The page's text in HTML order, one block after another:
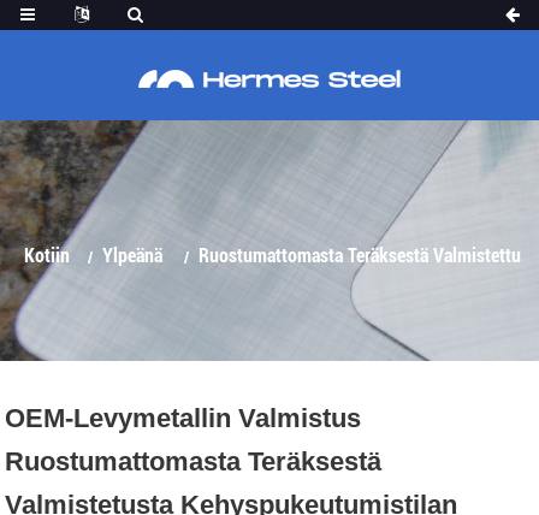
RUOSTUMATTOMASTA TERÄKSESTÄ
VÄLISEINÄSTÄ-HM-PT007
Kotiin Ylpeänä Ruostumattomasta Teräksestä Valmistettu
Väliseinä
OEM-Levymetallin Valmistus
Ruostumattomasta Teräksestä
Valmistetusta Kehyspukeutumistilan